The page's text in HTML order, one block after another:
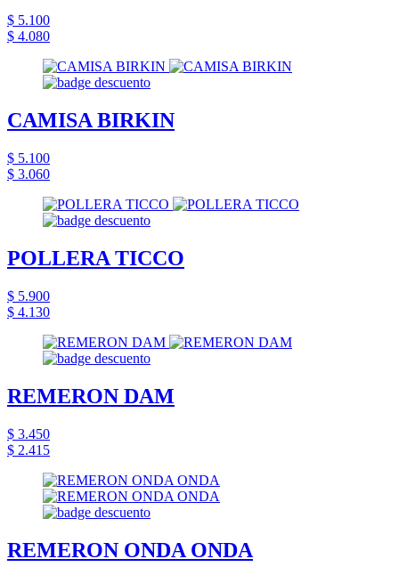
$ 5.100
$ 4.080
CAMISA BIRKIN
$ 5.100
$ 3.060
POLLERA TICCO
$ 5.900
$ 4.130
REMERON DAM
$ 3.450
$ 2.415
REMERON ONDA ONDA